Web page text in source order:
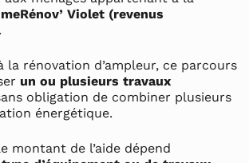
Violet (revenus
.
la rénovation d’ampleur, ce parcours
un ou plusieurs travaux
obligation de combiner plusieurs
énergétique.
montant de l’aide dépend